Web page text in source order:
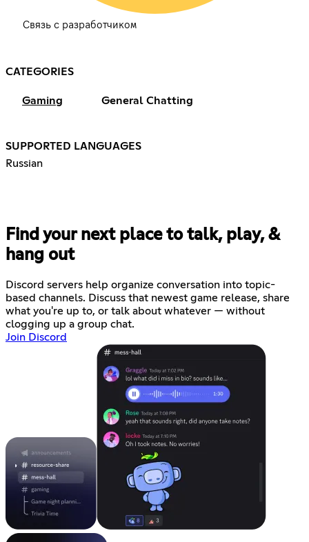
Связь с разработчиком
CATEGORIES
Gaming General Chatting
SUPPORTED LANGUAGES
Russian
Find your next place to talk, play, &
hang out
Discord servers help organize conversation into topic-
based channels. Discuss that newest game release, share
what you're up to, or talk about whatever — without
clogging up a group chat.
Join Discord